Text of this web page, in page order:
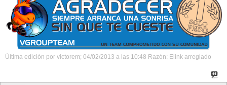
Última edición por victorem; 04/02/2013 a las 10:48 Razón: Elink arreglado